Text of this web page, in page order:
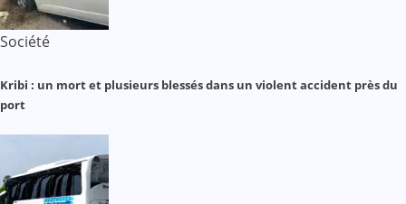
Société
Kribi : un mort et plusieurs blessés dans un violent accident près du
port